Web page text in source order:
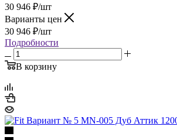
30 946 ₽/шт
Варианты цен
30 946 ₽/шт
Подробности
В корзину